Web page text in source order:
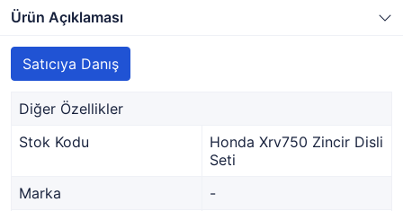
Ürün Açıklaması
Satıcıya Danış
Diğer Özellikler
Stok Kodu
Honda Xrv750 Zincir Disli
Seti
Marka
-